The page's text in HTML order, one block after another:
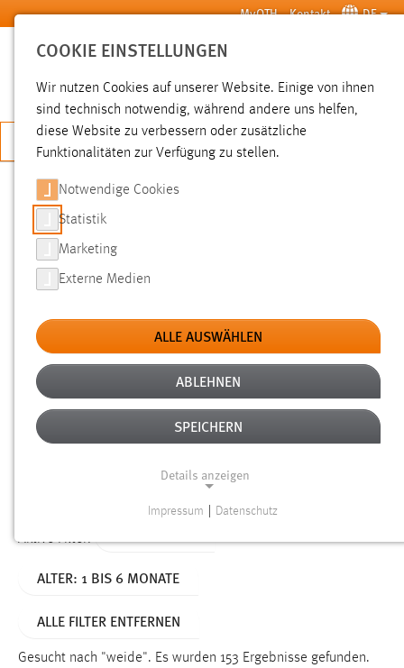
Zum Hauptinhalt springen MyOTH Kontakt DE
SUCHE
JETZT BEWERBEN
SUCHE
FILTER
Typ
Erstellungsdatum
Alter
Aktive Filter:
ALTER: 1 BIS 6 MONATE
ALLE FILTER ENTFERNEN
Gesucht nach "weide". Es wurden 153 Ergebnisse gefunden.
COOKIE EINSTELLUNGEN
Wir nutzen Cookies auf unserer Website. Einige von ihnen
sind technisch notwendig, während andere uns helfen,
diese Website zu verbessern oder zusätzliche
Funktionalitäten zur Verfügung zu stellen.
Notwendige Cookies
Statistik
Marketing
Externe Medien
ALLE AUSWÄHLEN
ABLEHNEN
SPEICHERN
Details anzeigen
Funktionen und sind für die einwandfreie Funktion der
Impressum Datenschutz